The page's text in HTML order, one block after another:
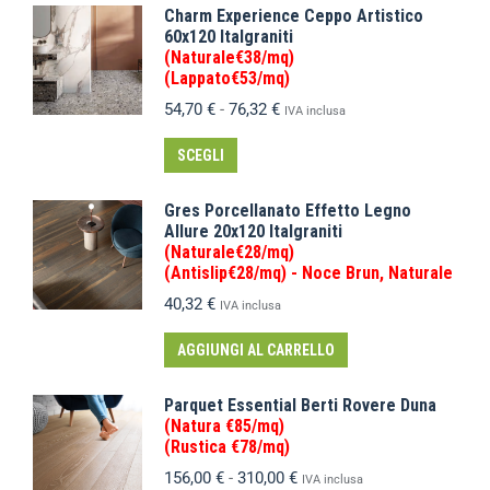
Charm Experience Ceppo Artistico
60x120 Italgraniti
(Naturale€38/mq)
(Lappato€53/mq)
54,70 € - 76,32 € IVA inclusa
SCEGLI
Gres Porcellanato Effetto Legno
Allure 20x120 Italgraniti
(Naturale€28/mq)
(Antislip€28/mq) - Noce Brun, Naturale
40,32 € IVA inclusa
AGGIUNGI AL CARRELLO
Parquet Essential Berti Rovere Duna
(Natura €85/mq)
(Rustica €78/mq)
156,00 € - 310,00 € IVA inclusa